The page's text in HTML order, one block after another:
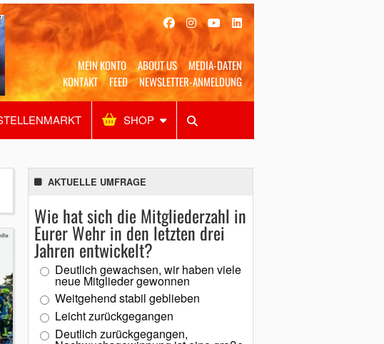
MEIN KONTO ABOUT US
MEDIA-DATEN
KONTAKT
FEED NEWSLETTER-ANMELDUNG
SHOP
Alles Shop SUCHEN
AKTUELLE UMFRAGE
Wie hat sich die Mitgliederzahl in
Eurer Wehr in den letzten drei
Jahren entwickelt?
Deutlich gewachsen, wir haben viele
neue Mitglieder gewonnen
Weitgehend stabil geblieben
Leicht zurückgegangen
Deutlich zurückgegangen,